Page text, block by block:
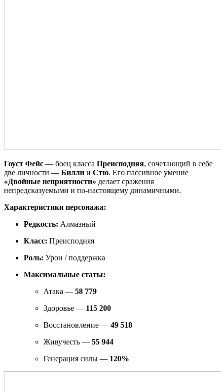
Гоуст Фейс — боец класса Преисподняя, сочетающий в себе
две личности — Билли и Стю. Его пассивное умение
«Двойные неприятности» делает сражения
непредсказуемыми и по-настоящему динамичными.
Характеристики персонажа:
Редкость: Алмазный
Класс: Преисподняя
Роль: Урон / поддержка
Максимальные статы:
Атака — 58 779
Здоровье — 115 200
Восстановление — 49 518
Живучесть — 55 944
Генерация силы — 120%